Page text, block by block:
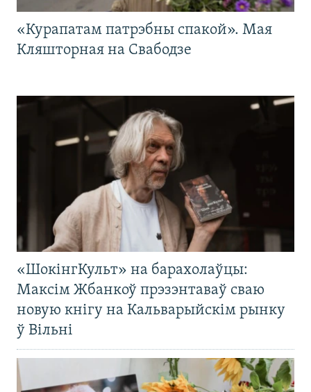
«Курапатам патрэбны спакой». Мая
Кляшторная на Свабодзе
«ШокінгКульт» на барахолаўцы:
Максім Жбанкоў прэзэнтаваў сваю
новую кнігу на Кальварыйскім рынку
ў Вільні